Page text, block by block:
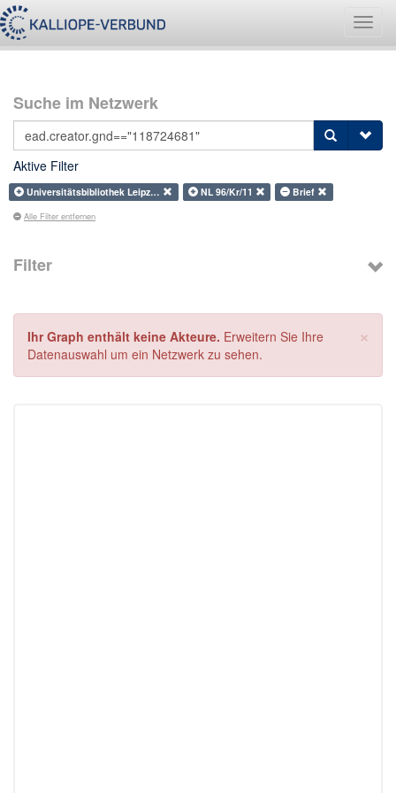
Suche im Netzwerk
Aktive Filter
Universitätsbibliothek Leipz… NL 96/Kr/11 Brief
Alle Filter entfernen
Filter
×
Ihr Graph enthält keine Akteure. Erweitern Sie Ihre
Datenauswahl um ein Netzwerk zu sehen.